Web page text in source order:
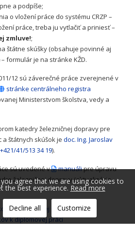
a podpíše;
o vložení práce do systému CRZP –
práce, treba ju vytlačiť a priniesť –
zmluve!;
štátne skúšky (obsahuje povinné aj
formulár je na stránke KŽD.
12 sú záverečné práce zverejnené v
stránke centrálneho registra
Ministerstvom školstva, vedy a
katedry železničnej dopravy pre
štátnych skúšok je doc. Ing. Jaroslav
+421/41/513 34 19).
sú uvedené v manuálipre úpravu
železničnej dopravy (aktualizácia
k bakalárskej práci
k diplomovej práci
agree that we are using cookies to
the best experience. Read more
Decline all Customize